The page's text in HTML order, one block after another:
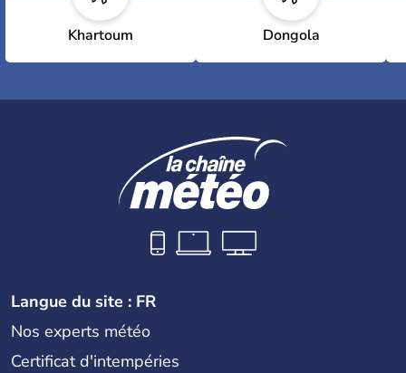
Khartoum Dongola
Langue du site : FR
Nos experts météo
Certificat d'intempéries